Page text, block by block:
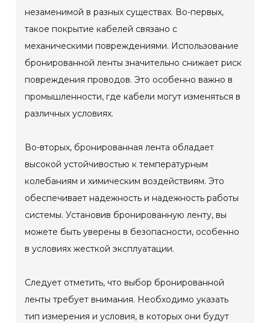
незаменимой в разных существах. Во-первых,
такое покрытие кабелей связано с
механическими повреждениями. Использование
бронированной ленты значительно снижает риск
повреждения проводов. Это особенно важно в
промышленности, где кабели могут изменяться в
различных условиях.
Во-вторых, бронированная лента обладает
высокой устойчивостью к температурным
колебаниям и химическим воздействиям. Это
обеспечивает надежность и надежность работы
системы. Установив бронированную ленту, вы
можете быть уверены в безопасности, особенно
в условиях жесткой эксплуатации.
Следует отметить, что выбор бронированной
ленты требует внимания. Необходимо указать
тип измерения и условия, в которых они будут